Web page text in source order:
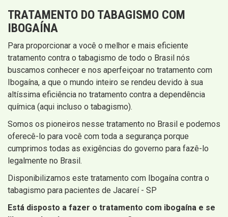
TRATAMENTO DO TABAGISMO COM
IBOGAÍNA
Para proporcionar a você o melhor e mais eficiente
tratamento contra o tabagismo de todo o Brasil nós
buscamos conhecer e nos aperfeiçoar no tratamento com
Ibogaína, a que o mundo inteiro se rendeu devido à sua
altíssima eficiência no tratamento contra a dependência
química (aqui incluso o tabagismo).
Somos os pioneiros nesse tratamento no Brasil e podemos
oferecê-lo para você com toda a segurança porque
cumprimos todas as exigências do governo para fazê-lo
legalmente no Brasil.
Disponibilizamos este tratamento com Ibogaína contra o
tabagismo para pacientes de Jacareí - SP
Está disposto a fazer o tratamento com ibogaína e se